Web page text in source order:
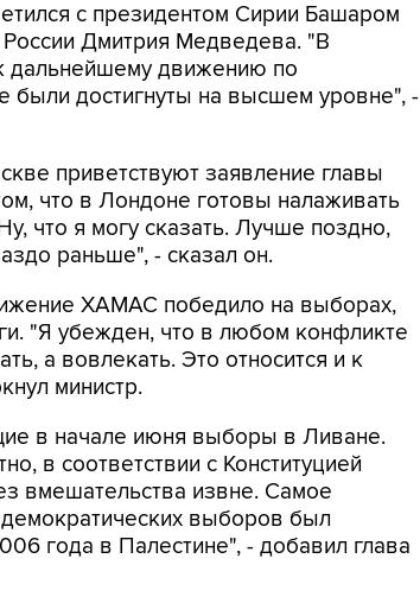
с президентом Сирии Башаром
Дмитрия Медведева. "В
дальнейшему движению по
были достигнуты на высшем уровне", -
приветствуют заявление главы
что в Лондоне готовы налаживать
что я могу сказать. Лучше поздно,
раньше", - сказал он.
ХАМАС победило на выборах,
"Я убежден, что в любом конфликте
а вовлекать. Это относится и к
министр.
в начале июня выборы в Ливане.
в соответствии с Конституцией
вмешательства извне. Самое
выборов был
года в Палестине", - добавил глава